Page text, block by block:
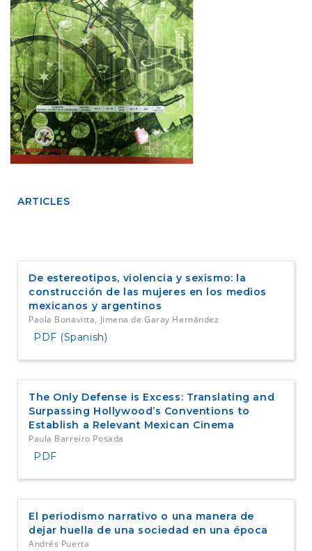
n
t
S
i
d
e
b
a
r
ARTICLES
De estereotipos, violencia y sexismo: la
construcción de las mujeres en los medios
mexicanos y argentinos
Paola Bonavitta, Jimena de Garay Hernández
PDF (Spanish)
The Only Defense is Excess: Translating and
Surpassing Hollywood’s Conventions to
Establish a Relevant Mexican Cinema
Paula Barreiro Posada
PDF
El periodismo narrativo o una manera de
dejar huella de una sociedad en una época
Andrés Puerta